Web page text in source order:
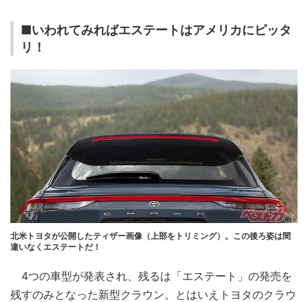
■いわれてみればエステートはアメリカにピッタ
リ！
北米トヨタが公開したティザー画像（上部をトリミング）。この後ろ姿は間
違いなくエステートだ！
4つの車型が発表され、残るは「エステート」の発売を
残すのみとなった新型クラウン。とはいえトヨタのクラウ